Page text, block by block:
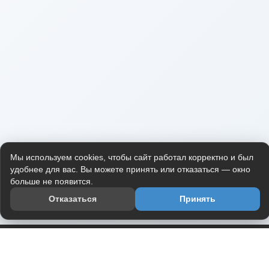
Мы используем cookies, чтобы сайт работал корректно и был
удобнее для вас. Вы можете принять или отказаться — окно
больше не появится.
Отказаться
Принять